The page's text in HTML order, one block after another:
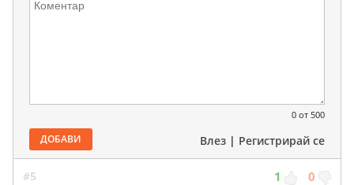
0 от 500
ДОБАВИ Влез | Регистрирай се
#5 1 0